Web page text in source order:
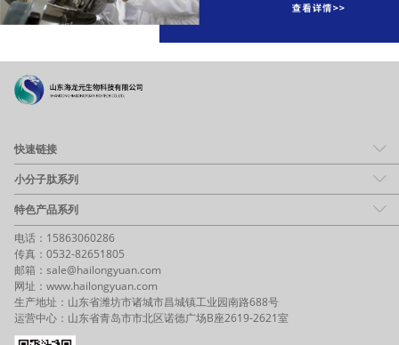
快速链接
小分子肽系列
特色产品系列
电话：15863060286
传真：0532-82651805
邮箱：sale@hailongyuan.com
网址：www.hailongyuan.com
生产地址：山东省潍坊市诸城市昌城镇工业园南路688号
运营中心：山东省青岛市市北区诺德广场B座2619-2621室